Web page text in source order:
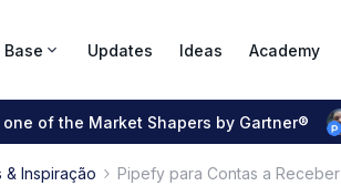
Updates Ideas Academy
of the Market Shapers by Gartner®
& Inspiração Pipefy para Contas a Receber